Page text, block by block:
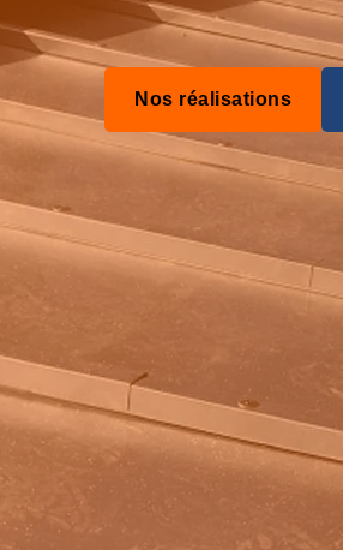
Nos réalisations